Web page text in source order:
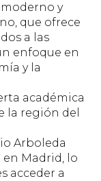
y
que ofrece
a las
enfoque en
y la
académica
la región del
Arboleda
Madrid, lo
acceder a